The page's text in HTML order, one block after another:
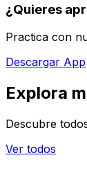
¿Quieres
Practica con
Descargar App
Explora
Descubre
Ver todos